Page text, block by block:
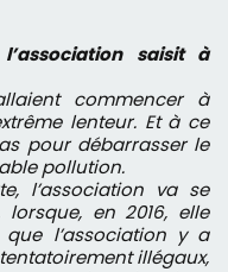
saisit à
commencer à
lenteur. Et à ce
pour débarrasser le
pollution.
l’association va se
en 2016, elle
l’association y a
illégaux,